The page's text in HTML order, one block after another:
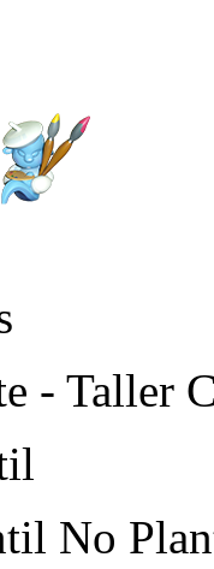
- Taller
No